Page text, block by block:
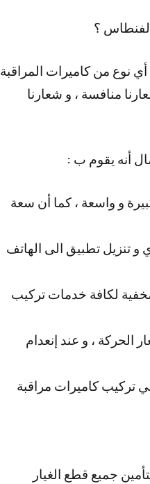
؟
نوع من كاميرات المراقبة
منافسة ، و شعارنا
أنه يقوم ب :
و واسعة ، كما أن سعة
تنزيل تطبيق الى الهاتف
لكافة خدمات تركيب
، و عند إنعدام
تركيب كاميرات مراقبة
جميع قطع الغيار